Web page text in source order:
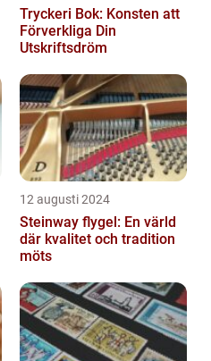
Tryckeri Bok: Konsten att
Förverkliga Din
Utskriftsdröm
12 augusti 2024
Steinway flygel: En värld
där kvalitet och tradition
möts